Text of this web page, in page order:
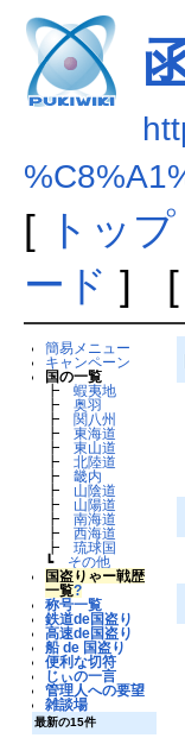
[ トップ
ード ] [
簡易メニュー
キャンペーン
国の一覧
┣蝦夷地
┣奥羽
┣ 関八州
┣東海道
┣東山道
┣北陸道
┣畿内
┣ 山陰道
┣ 山陽道
┣南海道
┣西海道
┣琉球国
┗ その他
国盗りゃー戦歴
一覧?
称号一覧
鉄道de国盗り
高速de国盗り
船 de 国盗り
便利な切符
じぃの一言
管理人への要望
雑談場
最新の15件